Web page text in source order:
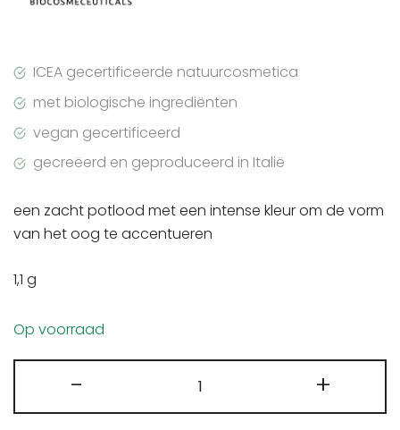
ICEA gecertificeerde natuurcosmetica
met biologische ingrediënten
vegan gecertificeerd
gecreëerd en geproduceerd in Italië
een zacht potlood met een intense kleur om de vorm
van het oog te accentueren
1,1 g
Op voorraad
-
oogpotlood
03
+